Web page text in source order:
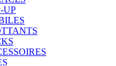
UP